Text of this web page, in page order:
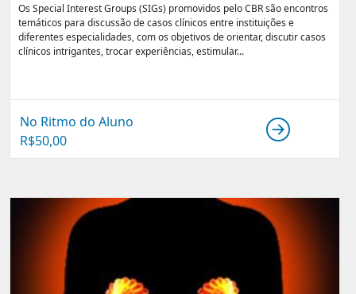
Os Special Interest Groups (SIGs) promovidos pelo CBR são encontros
temáticos para discussão de casos clínicos entre instituições e
diferentes especialidades, com os objetivos de orientar, discutir casos
clínicos intrigantes, trocar experiências, estimular...
No Ritmo do Aluno
R$50,00